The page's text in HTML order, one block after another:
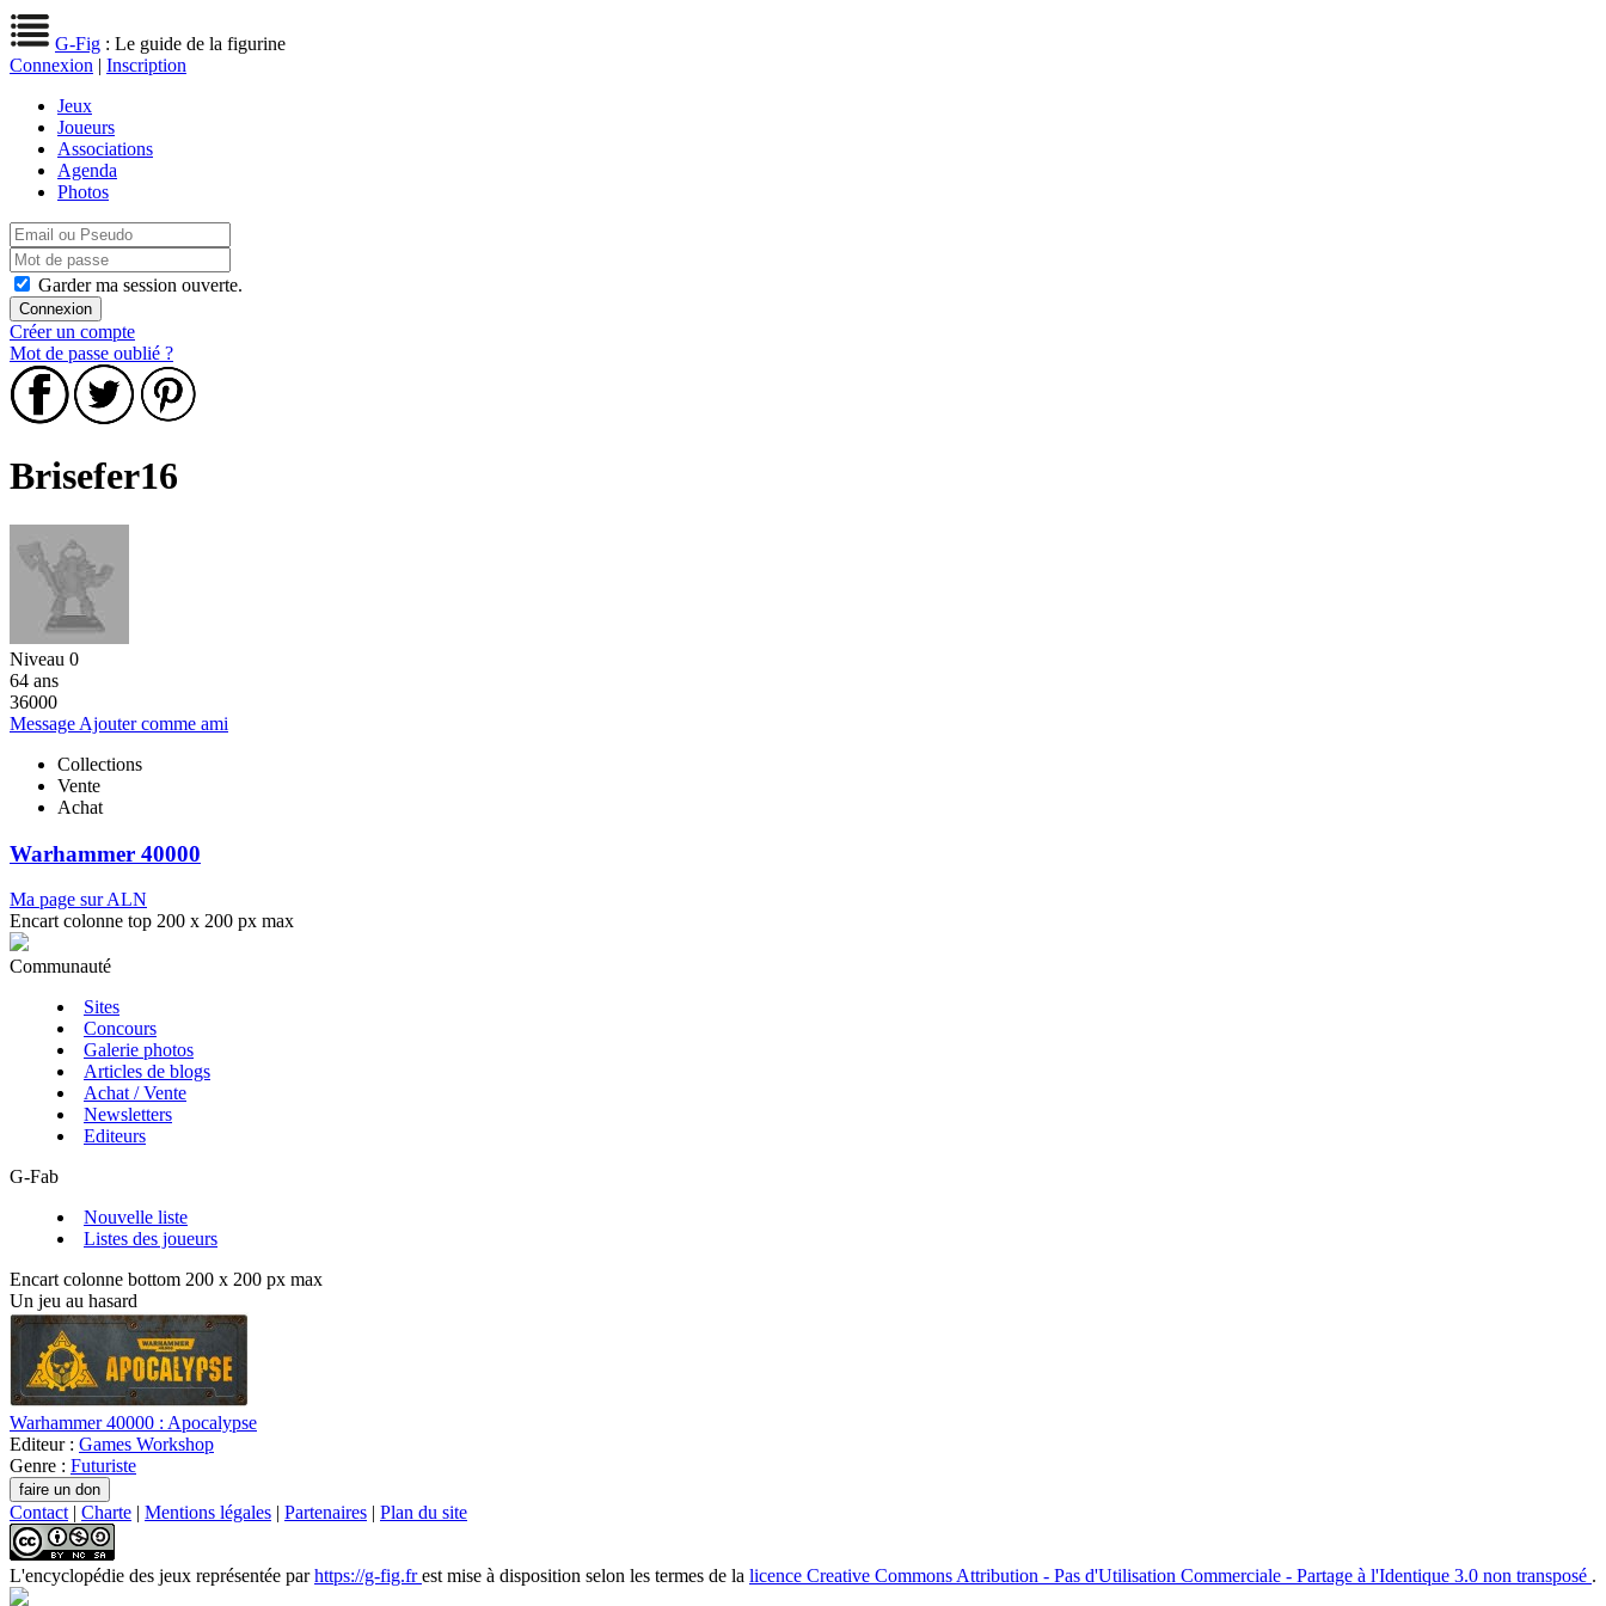
G-Fig : Le guide de la figurine
Connexion | Inscription
Jeux
Joueurs
Associations
Agenda
Photos
Garder ma session ouverte.
Créer un compte
Mot de passe oublié ?
Brisefer16
Niveau 0
64 ans
36000
Message Ajouter comme ami
Collections
Vente
Achat
Warhammer 40000
Ma page sur ALN
Encart colonne top 200 x 200 px max
Communauté
Sites
Concours
Galerie photos
Articles de blogs
Achat / Vente
Newsletters
Editeurs
G-Fab
Nouvelle liste
Listes des joueurs
Encart colonne bottom 200 x 200 px max
Un jeu au hasard
Warhammer 40000 : Apocalypse
Editeur : Games Workshop
Genre : Futuriste
Contact | Charte | Mentions légales | Partenaires | Plan du site
L'encyclopédie des jeux représentée parhttps://g-fig.frest mise à disposition selon les termes de la licence Creative Commons Attribution - Pas d'Utilisation Commerciale - Partage à l'Identique 3.0 non transposé .